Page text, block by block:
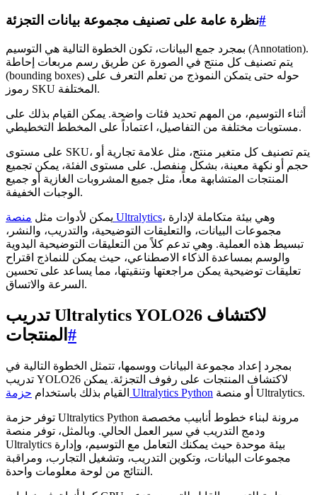
نظرة عامة على تصنيف مجموعة بيانات التجزئة#
بمجرد جمع البيانات، تكون الخطوة التالية هي التوسيم (Annotation).
يتم تصنيف كل منتج في الصورة عن طريق رسم مربعات إحاطة
(bounding boxes) حوله حتى يتمكن النموذج من تعلم التعرف على
رموز SKU المختلفة.
أثناء التوسيم، من المهم تحديد فئات واضحة. يمكن القيام بذلك على
مستويات مختلفة من التفاصيل، اعتماداً على المخطط التخطيطي.
على مستوى SKU، يتم تصنيف كل متغير منتج، مثل علامة تجارية أو
حجم أو نكهة معينة، بشكل منفصل. على مستوى الفئة، يمكن تجميع
المنتجات المتشابهة معاً، مثل جميع المشروبات الغازية أو جميع
الوجبات الخفيفة.
يمكن لأدوات مثل منصة Ultralytics، وهي بيئة متكاملة لإدارة
مجموعات البيانات، والتعليقات التوضيحية، والتدريب، والنشر،
تبسيط هذه العملية. وهي تدعم كلاً من التعليقات التوضيحية اليدوية
والوسم بمساعدة الذكاء الاصطناعي، حيث يمكن للنماذج اقتراح
تعليقات توضيحية يمكن مراجعتها وتنقيتها، مما يساعد على تحسين
السرعة والاتساق.
تدريب Ultralytics YOLO26 لاكتشاف
المنتجات #
بمجرد إعداد مجموعة البيانات ووسمها، تتمثل الخطوة التالية في
تدريب YOLO26 لاكتشاف المنتجات على رفوف التجزئة. يمكن
القيام بذلك باستخدام حزمة Ultralytics Python أو منصة Ultralytics.
توفر حزمة Ultralytics Python مرونة لبناء خطوط أنابيب مخصصة
ودمج التدريب في سير العمل الحالي. وبالمثل، توفر منصة
Ultralytics بيئة موحدة حيث يمكنك التعامل مع التوسيم، وإدارة
مجموعات البيانات، وتكوين التدريب، وتشغيل التجارب، ومراقبة
النتائج من لوحة معلومات واحدة.